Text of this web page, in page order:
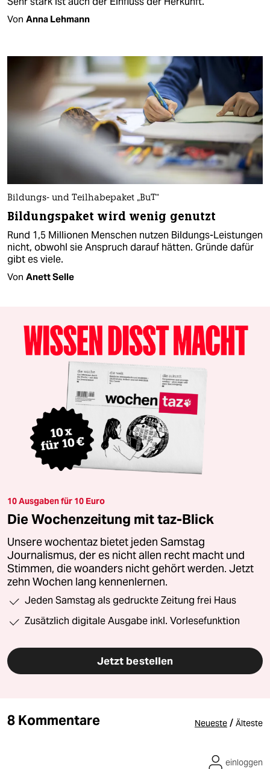
Von Anna Lehmann
Bildungs- und Teilhabepaket „BuT“
Bildungspaket wird wenig genutzt
Rund 1,5 Millionen Menschen nutzen Bildungs-Leistungen
nicht, obwohl sie Anspruch darauf hätten. Gründe dafür
gibt es viele.
Von Anett Selle
10 Ausgaben für 10 Euro
Die Wochenzeitung mit taz-Blick
Unsere wochentaz bietet jeden Samstag
Journalismus, der es nicht allen recht macht und
Stimmen, die woanders nicht gehört werden. Jetzt
zehn Wochen lang kennenlernen.
Jeden Samstag als gedruckte Zeitung frei Haus
Zusätzlich digitale Ausgabe inkl. Vorlesefunktion
Jetzt bestellen
8 Kommentare Neueste / Älteste
einloggen